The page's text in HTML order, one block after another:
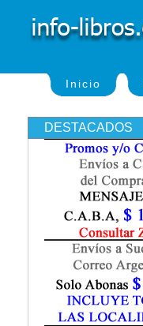
Inicio
DESTACADOS